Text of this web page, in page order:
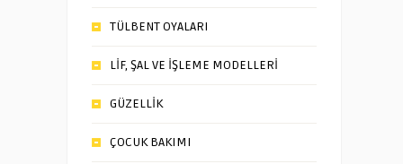
TÜLBENT OYALARI
LİF, ŞAL VE İŞLEME MODELLERİ
GÜZELLİK
ÇOCUK BAKIMI